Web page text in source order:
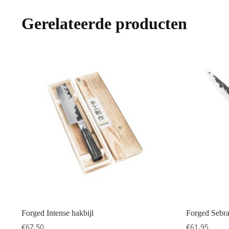
Gerelateerde producten
Forged Intense hakbijl
€67,50
Forged
€61,95